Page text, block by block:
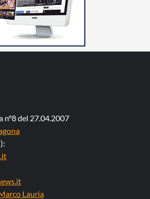
n°8 del 27.04.2007
Lauria